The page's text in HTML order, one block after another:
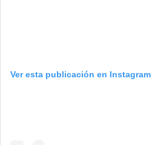
Ver esta publicación en Instagram